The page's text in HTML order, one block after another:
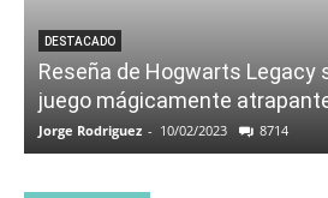
DESTACADO
Reseña de Hogwarts Legacy
juego mágicamente
Jorge Rodriguez - 10/02/2023 8714